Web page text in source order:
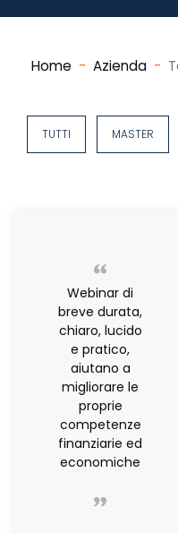
Home Azienda
TUTTI MASTER
Webinar di
breve durata,
chiaro, lucido
e pratico,
aiutano a
migliorare le
proprie
competenze
finanziarie ed
economiche